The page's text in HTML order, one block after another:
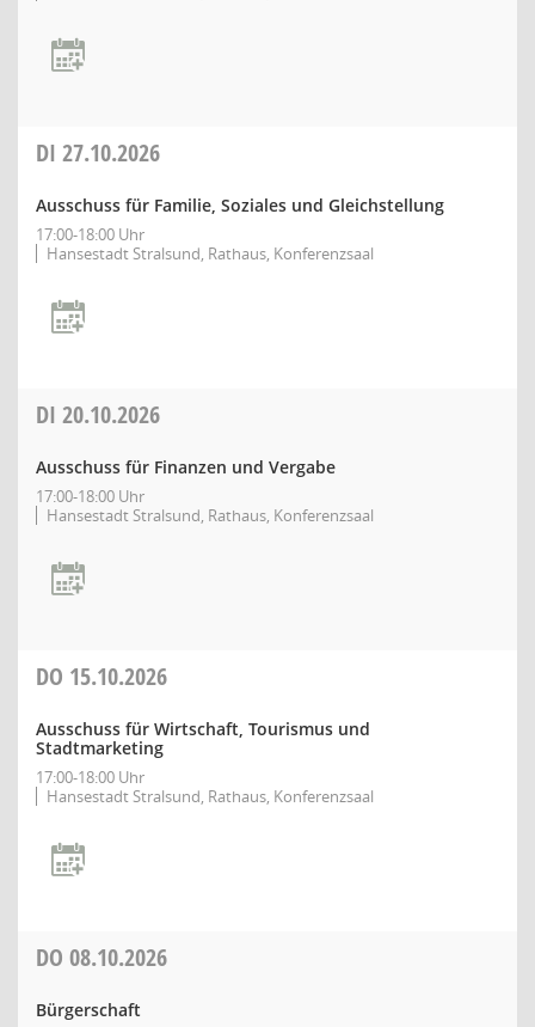
DI 27.10.2026
Ausschuss für Familie, Soziales und Gleichstellung
17:00-18:00 Uhr
Hansestadt Stralsund, Rathaus, Konferenzsaal
DI 20.10.2026
Ausschuss für Finanzen und Vergabe
17:00-18:00 Uhr
Hansestadt Stralsund, Rathaus, Konferenzsaal
DO 15.10.2026
Ausschuss für Wirtschaft, Tourismus und
Stadtmarketing
17:00-18:00 Uhr
Hansestadt Stralsund, Rathaus, Konferenzsaal
DO 08.10.2026
Bürgerschaft